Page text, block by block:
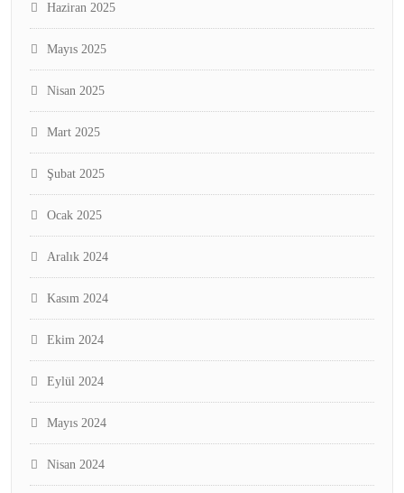
Haziran 2025
Mayıs 2025
Nisan 2025
Mart 2025
Şubat 2025
Ocak 2025
Aralık 2024
Kasım 2024
Ekim 2024
Eylül 2024
Mayıs 2024
Nisan 2024